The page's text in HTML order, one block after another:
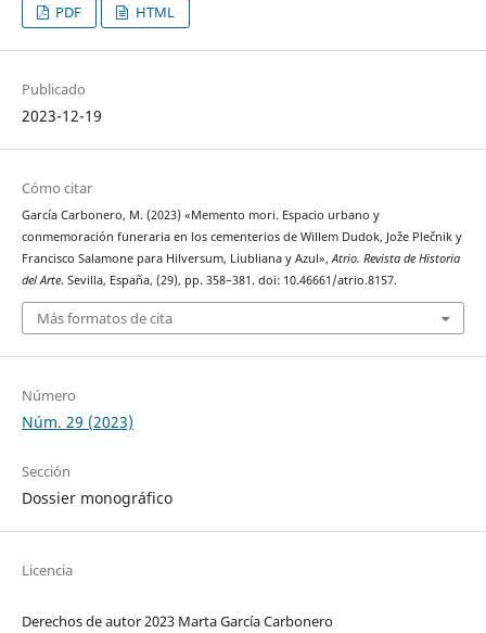
PDF HTML
Publicado
2023-12-19
Cómo citar
García Carbonero, M. (2023) «Memento mori. Espacio urbano y
conmemoración funeraria en los cementerios de Willem Dudok, Jože Plečnik y
Francisco Salamone para Hilversum, Liubliana y Azul»,Atrio. Revista de Historia
del Arte. Sevilla, España, (29), pp. 358–381. doi: 10.46661/atrio.8157.
Más formatos de cita
Número
Núm. 29 (2023)
Sección
Dossier monográfico
Licencia
Derechos de autor 2023 Marta García Carbonero